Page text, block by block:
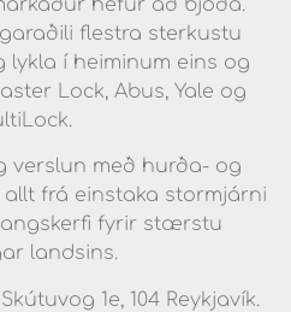
hefur að bjóða.
flestra sterkustu
lykla í heiminum eins og
Lock, Abus, Yale og
verslun með hurða- og
frá einstaka stormjárni
fyrir stærstu
landsins.
1e, 104 Reykjavík.